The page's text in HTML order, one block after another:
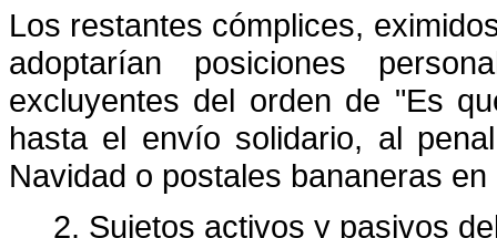
Los restantes cómplices,
adoptarían posiciones
excluyentes del orden de "Es
hasta el envío solidario, al
Navidad o postales bananeras
2. Sujetos activos y pasivos